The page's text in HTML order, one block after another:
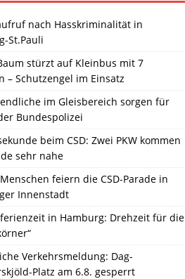
nach Hasskriminalität in
St.Pauli
stürzt auf Kleinbus mit 7
– Schutzengel im Einsatz
im Gleisbereich sorgen für
Bundespolizei
beim CSD: Zwei PKW kommen
sehr nahe
feiern die CSD-Parade in
Innenstadt
in Hamburg: Drehzeit für die
Verkehrsmeldung: Dag-
Platz am 6.8. gesperrt